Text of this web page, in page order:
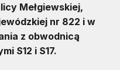
Mełgiewskiej,
nr 822 i w
z obwodnicą
S12 i S17.